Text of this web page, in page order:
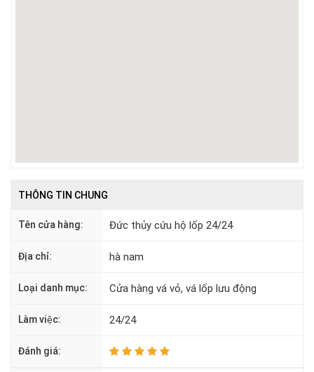
THÔNG TIN CHUNG
Tên cửa hàng: Đức thủy cứu hộ lốp 24/24
Địa chỉ: hà nam
Loại danh mục: Cửa hàng vá vỏ, vá lốp lưu động
Làm việc: 24/24
Đánh giá: